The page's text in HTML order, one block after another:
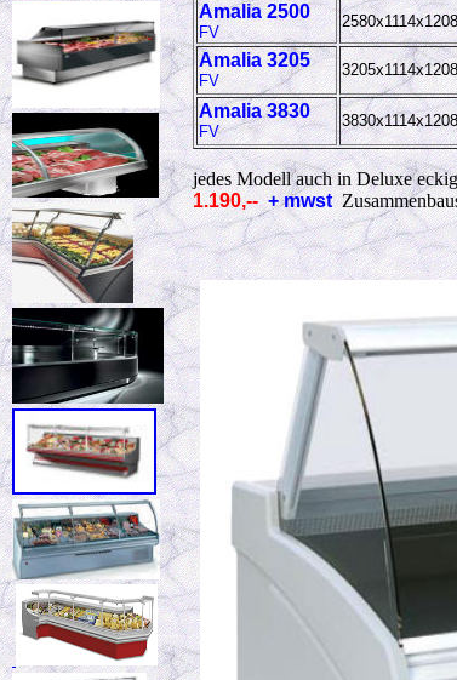
Amalia 2500
FV
2580x1114x1208
Amalia 3205
FV
3205x1114x1208
Amalia 3830
FV
3830x1114x1208
jedes Modell auch in Deluxe
1.190,--+ mwst